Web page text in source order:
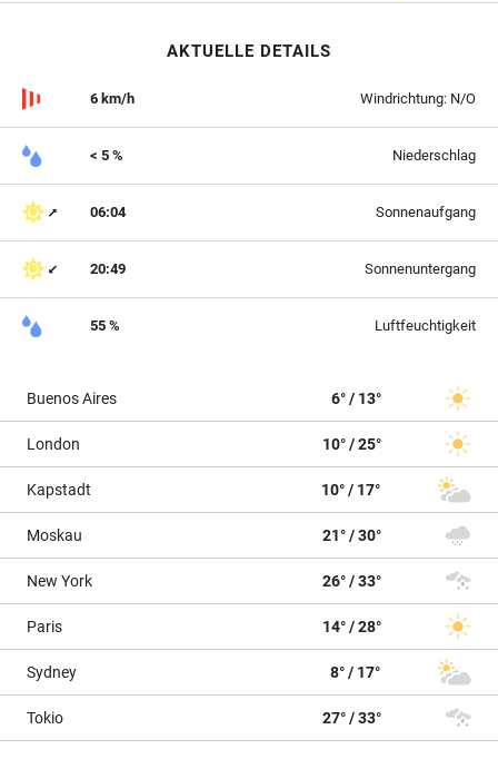
AKTUELLE DETAILS
6 km/h Windrichtung: N/O
< 5 % Niederschlag
06:04 Sonnenaufgang
20:49 Sonnenuntergang
55 % Luftfeuchtigkeit
Buenos Aires 6° / 13°
London 10° / 25°
Kapstadt 10° / 17°
Moskau 21° / 30°
New York 26° / 33°
Paris 14° / 28°
Sydney 8° / 17°
Tokio 27° / 33°